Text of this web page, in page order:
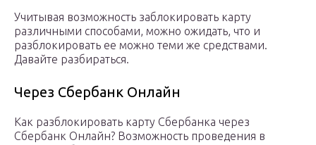
Учитывая возможность заблокировать карту
различными способами, можно ожидать, что и
разблокировать ее можно теми же средствами.
Давайте разбираться.
Через Сбербанк Онлайн
Как разблокировать карту Сбербанка через
Сбербанк Онлайн? Возможность проведения в